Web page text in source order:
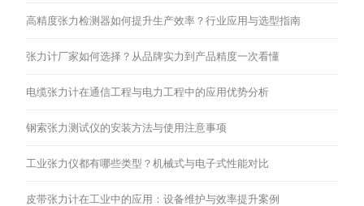
高精度张力检测器如何提升生产效率？行业应用与选型指南
张力计厂家如何选择？从品牌实力到产品精度一次看懂
电缆张力计在通信工程与电力工程中的应用优势分析
钢索张力测试仪的安装方法与使用注意事项
工业张力仪都有哪些类型？机械式与电子式性能对比
皮带张力计在工业中的应用：设备维护与效率提升案例